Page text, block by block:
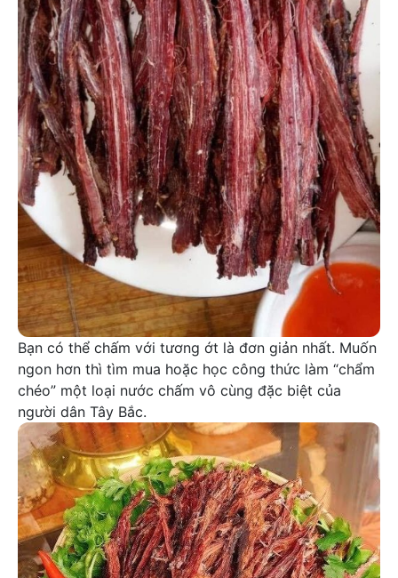
Bạn có thể chấm với tương ớt là đơn giản nhất. Muốn
ngon hơn thì tìm mua hoặc học công thức làm “chẩm
chéo” một loại nước chấm vô cùng đặc biệt của
người dân Tây Bắc.